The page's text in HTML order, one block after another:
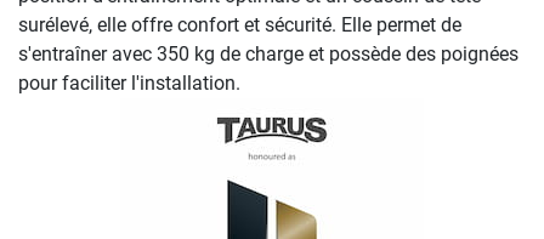
surélevé, elle offre confort et sécurité. Elle permet de
s'entraîner avec 350 kg de charge et possède des poignées
pour faciliter l'installation.